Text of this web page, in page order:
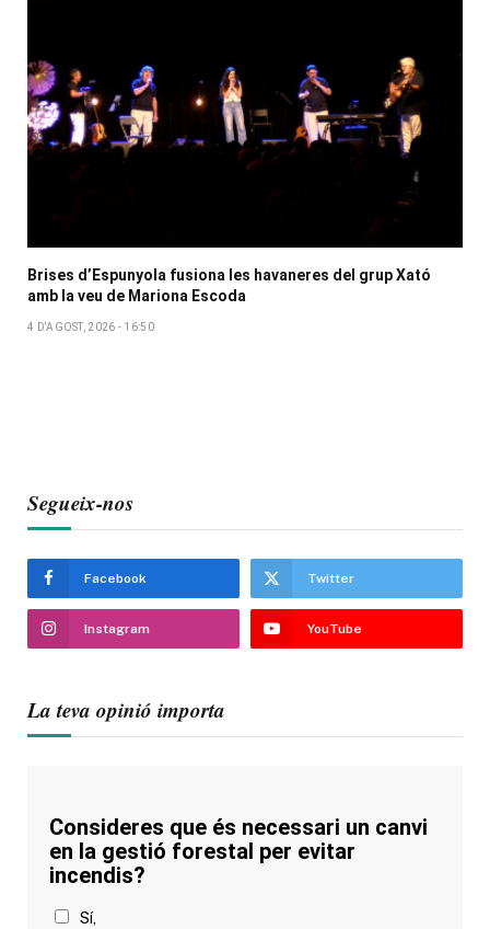
Brises d’Espunyola fusiona les havaneres del grup Xató
amb la veu de Mariona Escoda
4 D'AGOST, 2026 - 16:50
Segueix-nos
Facebook Twitter
Instagram YouTube
La teva opinió importa
Consideres que és necessari un canvi
en la gestió forestal per evitar
incendis?
Sí,